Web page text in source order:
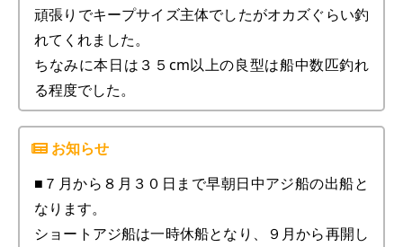
頑張りでキープサイズ主体でしたがオカズぐらい釣
れてくれました。
ちなみに本日は３５cm以上の良型は船中数匹釣れ
る程度でした。
■７月から８月３０日まで早朝日中アジ船の出船と
なります。
ショートアジ船は一時休船となり、９月から再開し